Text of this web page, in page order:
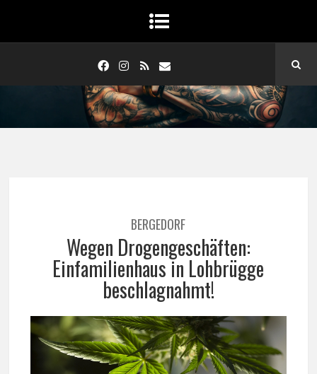
BERGEDORF
Wegen Drogengeschäften:
Einfamilienhaus in Lohbrügge
beschlagnahmt!